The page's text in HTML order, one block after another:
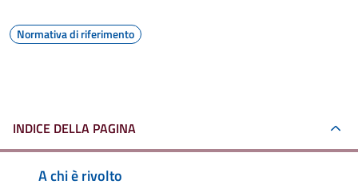
Normativa di riferimento
INDICE DELLA PAGINA
A chi è rivolto